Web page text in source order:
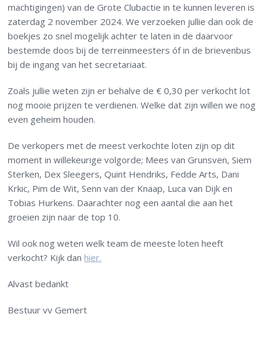
machtigingen) van de Grote Clubactie in te kunnen leveren is
zaterdag 2 november 2024. We verzoeken jullie dan ook de
boekjes zo snel mogelijk achter te laten in de daarvoor
bestemde doos bij de terreinmeesters óf in de brievenbus
bij de ingang van het secretariaat.
Zoals jullie weten zijn er behalve de € 0,30 per verkocht lot
nog mooie prijzen te verdienen. Welke dat zijn willen we nog
even geheim houden.
De verkopers met de meest verkochte loten zijn op dit
moment in willekeurige volgorde; Mees van Grunsven, Siem
Sterken, Dex Sleegers, Quint Hendriks, Fedde Arts, Dani
Krkic, Pim de Wit, Senn van der Knaap, Luca van Dijk en
Tobias Hurkens. Daarachter nog een aantal die aan het
groeien zijn naar de top 10.
Wil ook nog weten welk team de meeste loten heeft
verkocht? Kijk danhier.
Alvast bedankt
Bestuur vv Gemert